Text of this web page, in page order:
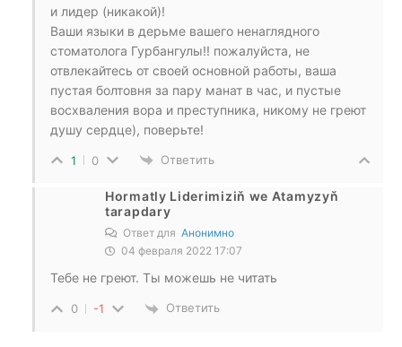
и лидер (никакой)!
Ваши языки в дерьме вашего ненаглядного
стоматолога Гурбангулы!! пожалуйста, не
отвлекайтесь от своей основной работы, ваша
пустая болтовня за пару манат в час, и пустые
восхваления вора и преступника, никому не греют
душу сердце), поверьте!
1 0 Ответить
Hormatly Liderimiziň we Atamyzyň
tarapdary
Ответ для Анонимно
04 февраля 2022 17:07
Тебе не греют. Ты можешь не читать
0 -1 Ответить